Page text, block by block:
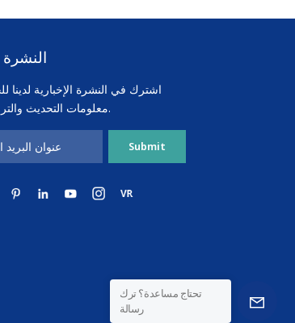
النشرة
اشترك في النشرة الإخبارية
معلومات التحديث والترويج والرؤية.
تحتاج مساعدة؟ ترك
رسالة